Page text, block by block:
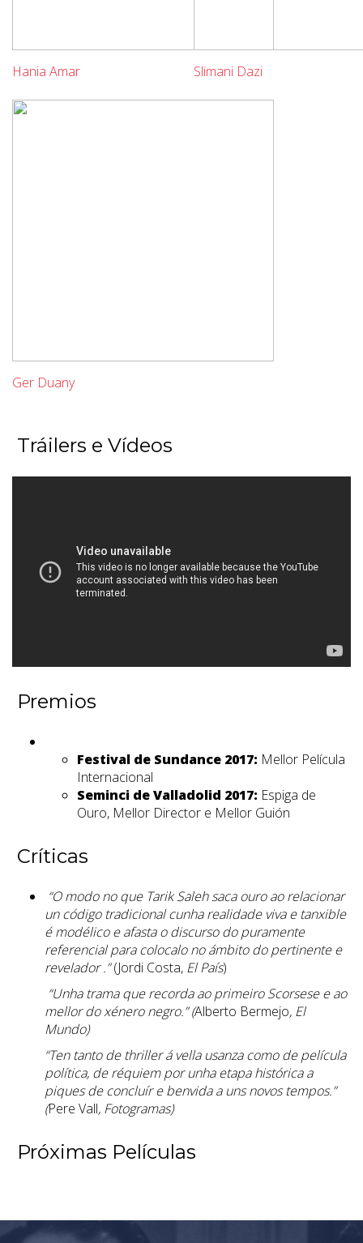
Hania Amar Slimani Dazi
Ger Duany
Tráilers e Vídeos
Premios
Festival de Sundance 2017: Mellor Película
Internacional
Seminci de Valladolid 2017: Espiga de
Ouro, Mellor Director e Mellor Guión
Críticas
“O modo no que Tarik Saleh saca ouro ao relacionar
un código tradicional cunha realidade viva e tanxible
é modélico e afasta o discurso do puramente
referencial para colocalo no ámbito do pertinente e
revelador .”(Jordi Costa, El País)
“Unha trama que recorda ao primeiro Scorsese e ao
mellor do xénero negro.” (Alberto Bermejo, El
Mundo)
“Ten tanto de thriller á vella usanza como de película
política, de réquiem por unha etapa histórica a
piques de concluír e benvida a uns novos tempos.”
(Pere Vall, Fotogramas)
Próximas Películas